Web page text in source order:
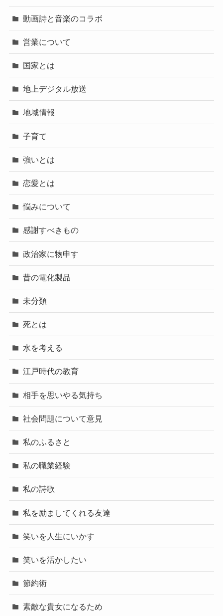
動画詩と音楽のコラボ
営業について
国家とは
地上デジタル放送
地域情報
子育て
強いとは
恋愛とは
悩みについて
感謝すべきもの
政治家に物申す
昔の電化製品
未分類
死とは
水を考える
江戸時代の教育
相手を思いやる気持ち
社会問題について意見
私のふるさと
私の職業経験
私の詩歌
私を励ましてくれる友達
笑いを人生にいかす
笑いを活かしたい
節約術
素敵な貴女になるため